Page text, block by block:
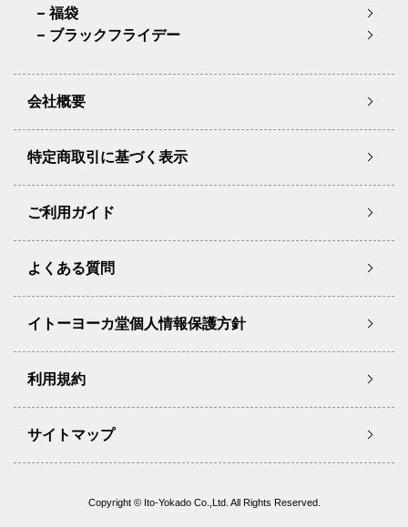
福袋
ブラックフライデー
会社概要
特定商取引に基づく表示
ご利用ガイド
よくある質問
イトーヨーカ堂個人情報保護方針
利用規約
サイトマップ
Copyright © Ito-Yokado Co.,Ltd. All Rights Reserved.